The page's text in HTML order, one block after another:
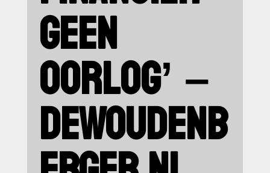
GEEN
OORLOG’ –
DEWOUDENB